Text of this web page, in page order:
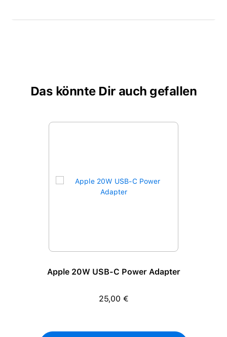
Das könnte Dir auch gefallen
Produktgalerie überspringen
Apple 20W USB-C Power Adapter
Regulärer Preis:
25,00 €